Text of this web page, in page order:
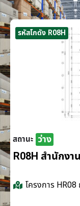
รหัสโกดัง R08H
สถานะ ว่าง
R08H สำนักงา
โครงการ HR08